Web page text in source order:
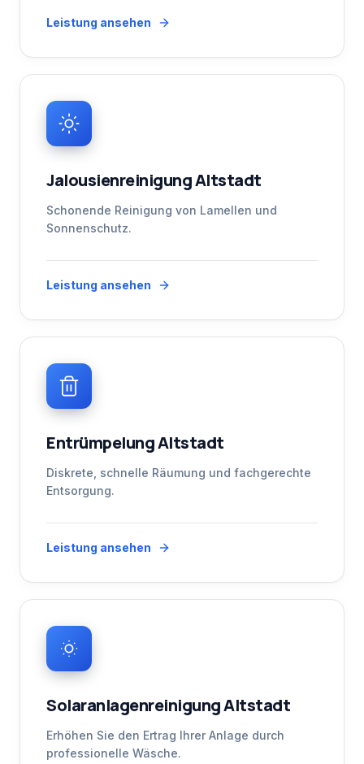
Leistung ansehen
Jalousienreinigung Altstadt
Schonende Reinigung von Lamellen und
Sonnenschutz.
Leistung ansehen
Entrümpelung Altstadt
Diskrete, schnelle Räumung und fachgerechte
Entsorgung.
Leistung ansehen
Solaranlagenreinigung Altstadt
Erhöhen Sie den Ertrag Ihrer Anlage durch
professionelle Wäsche.